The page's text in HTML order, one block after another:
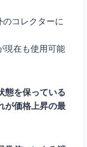
のコレクターに
現在も使用可能
態を保っている
が価格上昇の最